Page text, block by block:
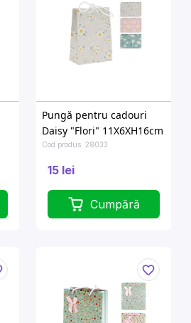
Pungă pentru cadouri
Daisy "Flori" 11X6XH16cm
Cod produs: 28033
15 lei
Cumpără